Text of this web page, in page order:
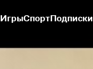
ИгрыСпортПодписки